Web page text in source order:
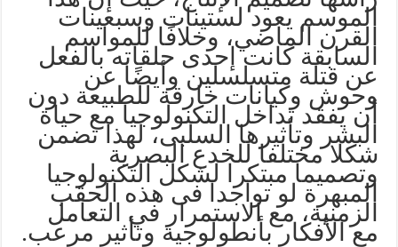
الموسم يعود لستينات وسبعينات
القرن الماضي، وخلافًا للمواسم
السابقة كانت إحدى حلقاته بالفعل
عن قتلة متسلسلين وأيضًا عن
وحوش وكيانات خارقة للطبيعة دون
أن يفقد تداخل التكنولوجيا مع حياة
البشر وتأثيرها السلبى، لهذا تضمن
شكلا مختلفا للخدع البصرية
وتصميما مبتكرا لشكل التكنولوجيا
المبهرة لو تواجدا فى هذه الحقب
الزمنية، مع الاستمرار في التعامل
مع الأفكار بأنطولوجية وتأثير مرعب.